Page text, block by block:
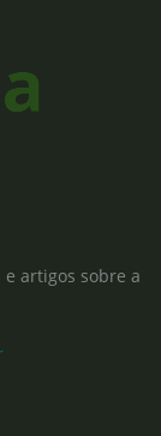
artigos sobre a